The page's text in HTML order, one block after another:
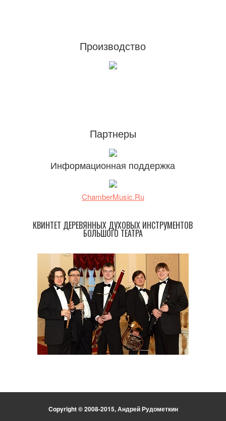
Производство
Партнеры
Информационная поддержка
ChamberMusic.Ru
КВИНТЕТ ДЕРЕВЯННЫХ ДУХОВЫХ ИНСТРУМЕНТОВ
БОЛЬШОГО ТЕАТРА
Copyright © 2008-2015, Андрей Рудометкин